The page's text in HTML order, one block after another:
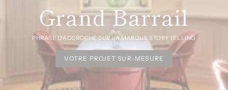
Grand Barrail
PHRASE D'ACCROCHE SUR LA MARQUE STORYTELLING
VOTRE PROJET SUR-MESURE